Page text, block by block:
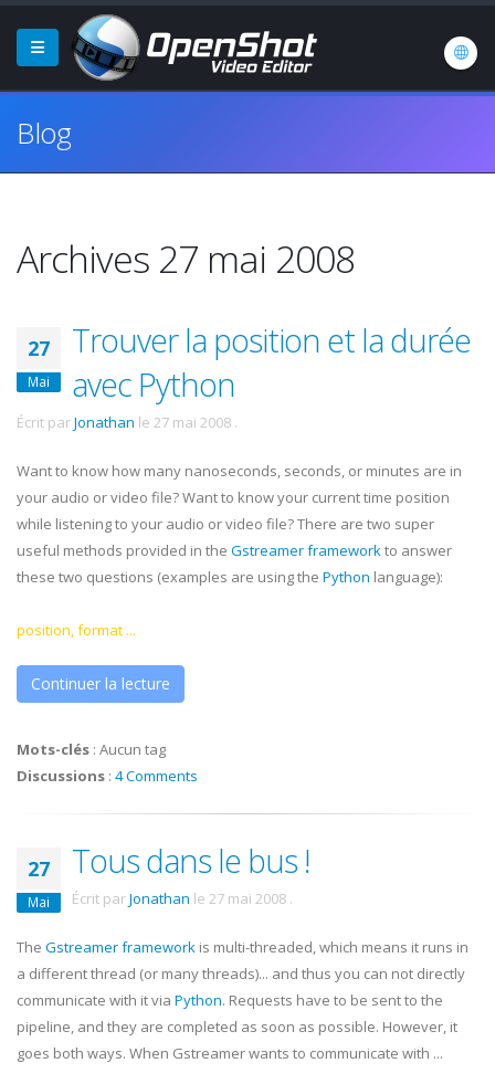
Blog
Archives 27 mai 2008
27
Mai
Trouver la position et la durée
avec Python
Écrit parJonathan le 27 mai 2008 .
Want to know how many nanoseconds, seconds, or minutes are in
your audio or video file? Want to know your current time position
while listening to your audio or video file? There are two super
useful methods provided in the Gstreamerframeworkto answer
these two questions (examples are using the Python language):
position, format ...
Continuer la lecture
Mots-clés : Aucun tag
Discussions : 4 Comments
27
Mai
Tous dans le bus !
Écrit parJonathan le 27 mai 2008 .
The Gstreamerframework is multi-threaded, which means it runs in
a different thread (or many threads)... and thus you can not directly
communicate with it via Python. Requests have to be sent to the
pipeline, and they are completed as soon as possible. However, it
goes both ways. When Gstreamerwants to communicate with ...